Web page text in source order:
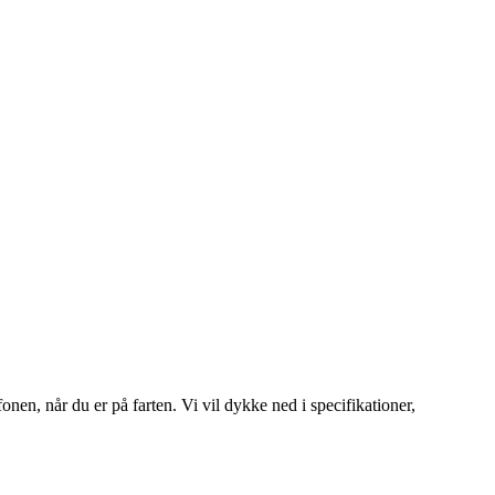
når du er på farten. Vi vil dykke ned i specifikationer,